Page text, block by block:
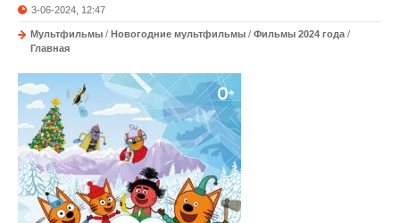
3-06-2024, 12:47
Мультфильмы / Новогодние мультфильмы / Фильмы 2024 года /
Главная